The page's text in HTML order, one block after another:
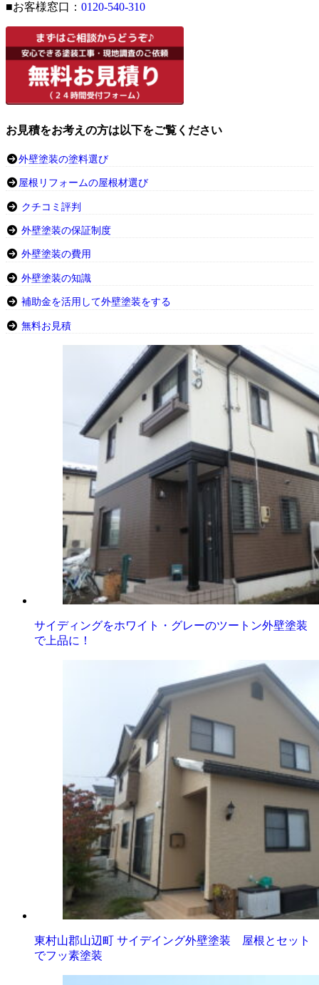
■お客様窓口： 0120-540-310
お見積をお考えの方は以下をご覧ください
外壁塗装の塗料選び
屋根リフォームの屋根材選び
クチコミ評判
外壁塗装の保証制度
外壁塗装の費用
外壁塗装の知識
補助金を活用して外壁塗装をする
無料お見積
サイディングをホワイト・グレーのツートン外壁塗装
で上品に！
東村山郡山辺町 サイデイング外壁塗装 屋根とセット
でフッ素塗装